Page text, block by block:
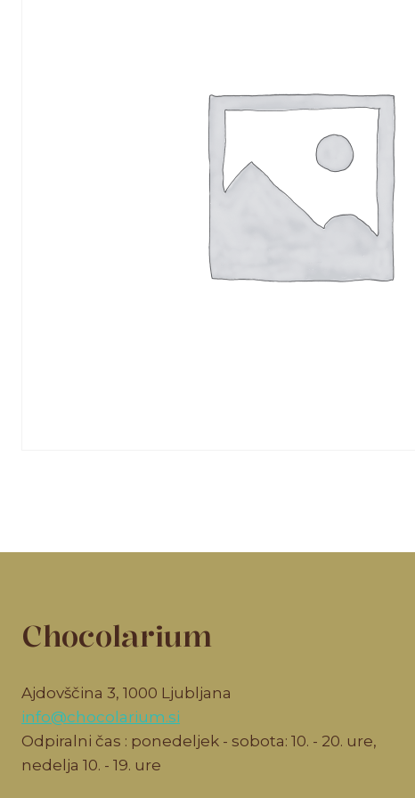
Chocolarium
Ajdovščina 3, 1000 Ljubljana
info@chocolarium.si
Odpiralni čas : ponedeljek - sobota: 10. - 20. ure,
nedelja 10. - 19. ure